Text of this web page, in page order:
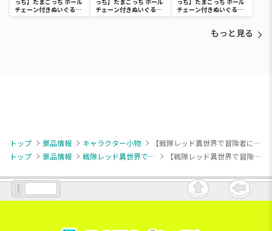
チェーン付きぬいぐるみ
～Tamagotchi
チェーン付きぬいぐるみ
～Tamagotchi
チェーン付きぬいぐるみ
～Tamagotchi
もっと見る
トップ 景品情報 キャラクター小物
【戦隊レッド異世界で冒険者になる】【Bイドラ・アーヴォルン】戦隊レッド 異世界で冒険者になる アクリルキーチェーン（EX）
トップ
景品情報 戦隊レッド異世界で冒険者になる 【戦隊レッド異世界で冒険者になる】【Bイドラ・アーヴォルン】戦隊レッド 異世界で冒険者になる アクリルキーチェーン（EX）